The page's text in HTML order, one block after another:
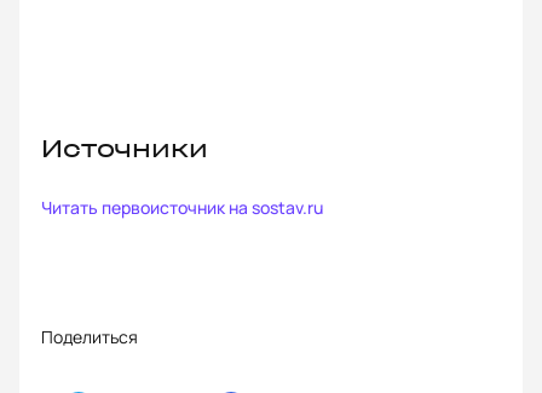
Источники
Читать первоисточник на sostav.ru
Поделиться